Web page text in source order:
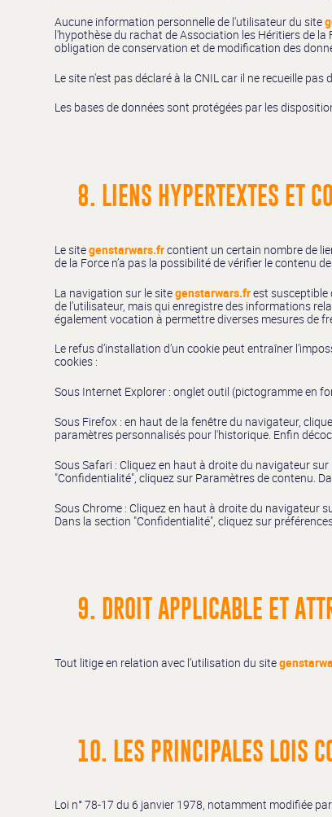
Aucune information personnelle de l'utilisateur du site
l'hypothèse du rachat de Association les Héritiers de
obligation de conservation et de modification des
Le site n'est pas déclaré à la CNIL car il ne recueille pas
Les bases de données sont protégées par les
8. LIENS HYPERTEXTES ET
Le sitegenstarwars.frcontient un certain nombre de
de la Force n’a pas la possibilité de vérifier le contenu
La navigation sur le sitegenstarwars.frest susceptible
de l’utilisateur, mais qui enregistre des informations
également vocation à permettre diverses mesures de
Le refus d’installation d’un cookie peut entraîner
cookies :
Sous Internet Explorer : onglet outil (pictogramme en
Sous Firefox : en haut de la fenêtre du navigateur,
paramètres personnalisés pour l'historique. Enfin
Sous Safari : Cliquez en haut à droite du navigateur
"Confidentialité", cliquez sur Paramètres de contenu.
Sous Chrome : Cliquez en haut à droite du navigateur
Dans la section "Confidentialité", cliquez sur
9. DROIT APPLICABLE ET
Tout litige en relation avec l’utilisation du site
10. LES PRINCIPALES LOIS
Loi n° 78-17 du 6 janvier 1978, notamment modifiée